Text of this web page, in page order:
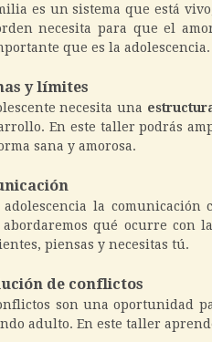
es un sistema que está
necesita para que el
que es la adolescencia.
y límites
necesita una
En este taller podrás
sana y amorosa.
la comunicación
qué ocurre con
piensas y necesitas tú.
de conflictos
son una oportunidad
adulto. En este taller